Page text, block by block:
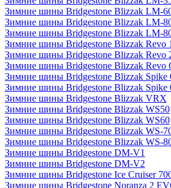
Зимние шины Bridgestone Blizzak LM-
Зимние шины Bridgestone Blizzak LM-
Зимние шины Bridgestone Blizzak LM-
Зимние шины Bridgestone Blizzak Revo 1
Зимние шины Bridgestone Blizzak Revo
Зимние шины Bridgestone Blizzak Revo
Зимние шины Bridgestone Blizzak Spike
Зимние шины Bridgestone Blizzak Spike
Зимние шины Bridgestone Blizzak VRX
Зимние шины Bridgestone Blizzak WS50
Зимние шины Bridgestone Blizzak WS60
Зимние шины Bridgestone Blizzak WS-
Зимние шины Bridgestone Blizzak WS-
Зимние шины Bridgestone DM-V1
Зимние шины Bridgestone DM-V2
Зимние шины Bridgestone Ice Cruiser
Зимние шины Bridgestone Noranza 2